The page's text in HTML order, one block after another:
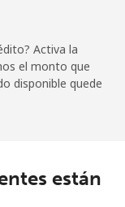
⁦$5⁩ ⁦11¢⁩
⁦$5⁩ ⁦14¢⁩
Activa la
el monto que
disponible quede
están